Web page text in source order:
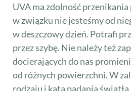
UVA ma zdolność przenikania
w związku nie jesteśmy od
w deszczowy dzień. Potrafi
przez szybę. Nie należy też
docierających do nas
od różnych powierzchni. W
rodzaju i kąta padania